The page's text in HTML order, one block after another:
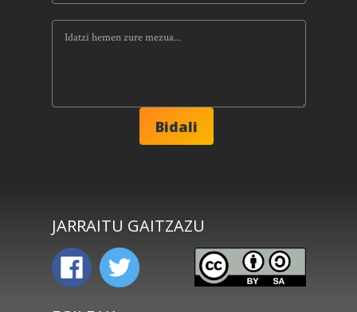
JARRAITU GAITZAZU